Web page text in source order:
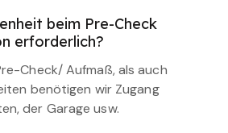
beim Pre-Check
erforderlich?
Check/ Aufmaß, als auch
benötigen wir Zugang
der Garage usw.